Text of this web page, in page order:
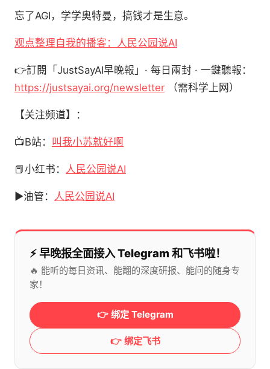
忘了AGI，学学奥特曼，搞钱才是生意。
观点整理自我的播客：人民公园说AI
👉訂閱「JustSayAI早晚報」· 每日兩封 · 一鍵聽報：
https://justsayai.org/newsletter （需科学上网）
【关注频道】：
📺B站： 叫我小苏就好啊
📕小红书： 人民公园说AI
▶️油管： 人民公园说AI
⚡️ 早晚报全面接入 Telegram 和飞书啦！
🔥 能听的每日资讯、能翻的深度研报、能问的随身专
家！
👉 绑定 Telegram
👉 绑定飞书